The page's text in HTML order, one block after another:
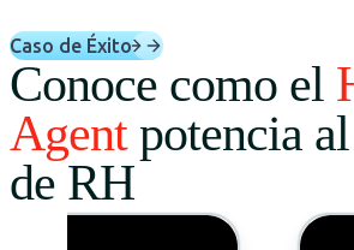
Caso de Éxito
Conoce como el
Agentpotencia
de RH